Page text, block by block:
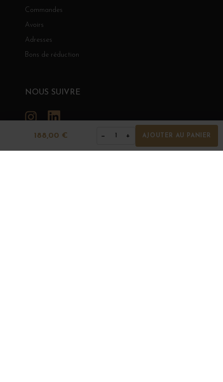
188,00 € − 1 + AJOUTER AU PANIER
Commandes
Avoirs
Adresses
Bons de réduction
NOUS SUIVRE
Instagram